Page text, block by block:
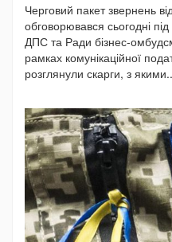
Черговий пакет звернень
обговорювався сьогодні
ДПС та Ради бізнес-
рамках комунікаційної
розглянули скарги, з